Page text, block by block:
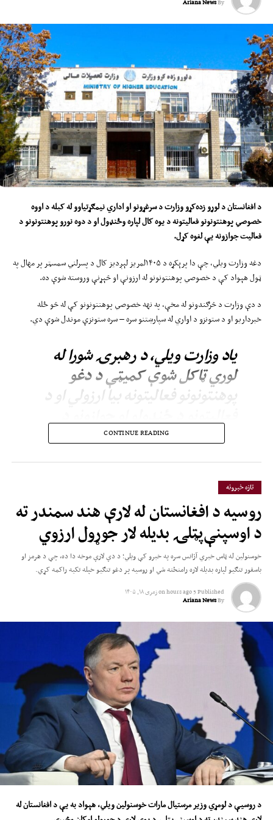
د افغانستان د لوړو زده‌کړو وزارت د سرغړونو او اداري نیمګړتیاوو لهکبله د اووه
خصوصي پوهنتونونو فعالیتونه د یوه کال لپارهوځنډول او د دوهنورو پوهنتونونو د
فعالیت جوازونه یې لغوه کړل.
دغه وزارت ویلي، چې دا پرېکړه د ۱۴۰۵لمریز لېږدیز کال د پسرلني سمسټر پر مهال په
ټول هېواد کې د خصوصي پوهنتونونو له ارزونې او څېړنې وروسته شوې ده.
د دې وزارت د څرګندونو له مخې، په نهه خصوصي پوهنتونونو کې له څو ځله
خبرداریو او د ستونزو د اواري له سپارښتنو سره – سره ستونزې موندل شوې دي.
یاد وزارت ویلي، د رهبرۍ شورا له
لوري ټاکل شوې کمیټې د دغو
پوهنتونونو فعالیتونه بیا ارزولي او د
لغوه کولو سپارښتنه یې کړې، چې
وروسته د شورا له‌خوا تصویب شوې
ده.
هغه اووه پوهنتونونه، چې فعالیتونه یې د یوه کال لپاره ځنډول شوي؛ په جوزجان کې
برلاس، په بلخ کې راه سعادت او ترکستان، په بدخشان کې ازهر او برنا، په فاریاب کې
رشاد او په کابل کې پیام پوهنتونونه دي.
د کندوز کهندوز او د تخار خانه دانش پوهنتونونو د فعالیت جوازونه هم لغوه شوي
دي.
دغه راز د دغو پرېکړو لپاره د بېلابېلو سرغړونو یادونه شوې، چې په کې د مناسبو
علمي او اداري مسوولینو، لکه د پوهنتون د رییس، علمي مرستیال، د محصلانو چارو
مرستیال او د پوهنځیو د رییسانو نشتوالی شامل دي.
دې وزارت همدارنګه ویلي، چې په ځینو پوهنتونونو کې«خیالي محصلان» شامل ول،
چې په نوملړونو کې د شامل محصلانو او په ټولګیو کې د حاضرېدونکو په توګه ثبت
شوي وه؛ خو ټولګیو ته نه حاضرېدل.
له نورو سرغړونو څخه د سمسټر په لومړیو ۱۰ اوونیو کې د ټولګیو د حاضریو د ثبت
نشتوالی او هغو محصلانو ته د وروستیو آزموینو اجازه ورکول شامل دي، چې د کمې
حاضرۍ له کبله یې زده‌کړو ته د دوام اجازه نه‌درلوده.
د وزارت د څرګندونو له مخې، دغو زده‌کړیالانو(محصلانو) ته نمرې ورکړ شوي او لوړو
CONTINUE READING
تازه خبرونه
روسیه د افغانستان له لارې هند سمندر ته
د اوسپنې‌پټلۍ بدیله لار جوړول ارزوي
خوسنولین له ټاس خبري آژانس سره په خبرو کې ویلي؛ د دې لارې موخه دا ده، چې د هرمز او
باسفور تنګیو لپاره بدیله لاره رامنځته شي او روسیه پر دغو تنګیو خپله تکیه راکمه کړي.
Published
5 hours ago
onزمری ۱۸, ۱۴۰۵
By
Ariana News
د روسیې د لومړي وزیر مرستیال مارات خوسنولین ويلي، هېواد به یې د افغانستان له